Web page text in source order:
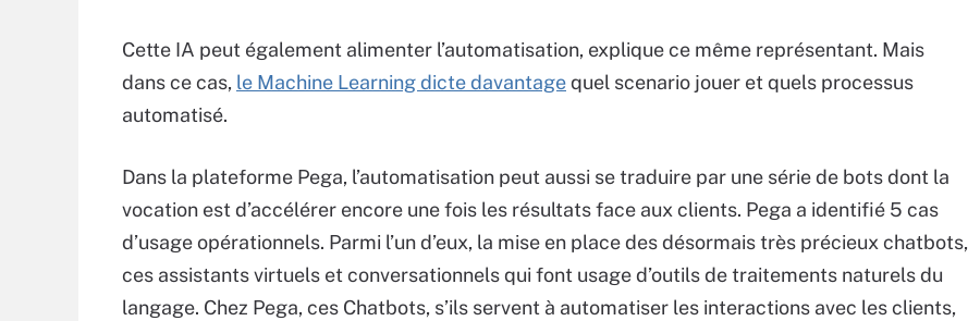
Cette IA peut également alimenter l’automatisation, explique ce même représentant. Mais
dans ce cas, le Machine Learning dicte davantagequel scenario jouer et quels processus
automatisé.
Dans la plateforme Pega, l’automatisation peut aussi se traduire par une série de bots dont la
vocation est d’accélérer encore une fois les résultats face aux clients. Pega a identifié 5 cas
d’usage opérationnels. Parmi l’un d’eux, la mise en place des désormais très précieux chatbots,
ces assistants virtuels et conversationnels qui font usage d’outils de traitements naturels du
langage. Chez Pega, ces Chatbots, s’ils servent à automatiser les interactions avec les clients,